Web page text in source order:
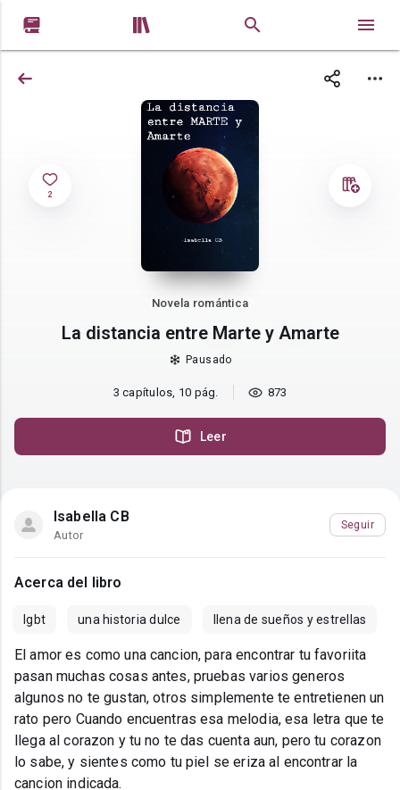
 
2
Novela romántica
La distancia entre Marte y Amarte
Pausado
3 capítulos, 10 pág. 873
Leer
Isabella CB
Autor
Seguir
Acerca del libro
lgbt una historia dulce llena de sueños y estrellas
El amor es como una cancion, para encontrar tu favoriita
pasan muchas cosas antes, pruebas varios generos
algunos no te gustan, otros simplemente te entretienen un
rato pero Cuando encuentras esa melodia, esa letra que te
llega al corazon y tu no te das cuenta aun, pero tu corazon
lo sabe, y sientes como tu piel se eriza al encontrar la
cancion indicada.